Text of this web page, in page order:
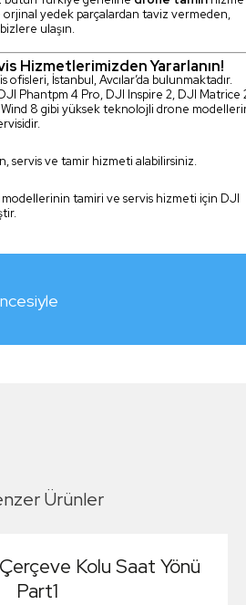
orjinal yedek parçalardan taviz vermeden,
ulaşın.
Hizmetlerimizden Yararlanın!
İstanbul, Avcılar’da bulunmaktadır.
Phantpm 4 Pro, DJI Inspire 2, DJI Matrice
8 gibi yüksek teknolojli drone
servis ve tamir hizmeti alabilirsiniz.
tamiri ve servis hizmeti için DJI
Ürünler
Kolu Saat Yönü
Part1